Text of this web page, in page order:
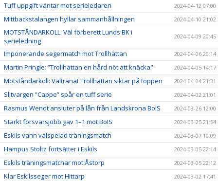
Tuff uppgift väntar mot serieledaren 2024-04-12 07:00
Mittbackstalangen hyllar sammanhållningen 2024-04-10 21:02
MOTSTÅNDARKOLL: Väl förberett Lunds BK i
serieledning
2024-04-09 20:45
Imponerande segermatch mot Trollhättan 2024-04-06 20:14
Martin Pringle: ”Trollhättan en hård nöt att knäcka" 2024-04-05 14:17
Motståndarkoll: Vältränat Trollhättan siktar på toppen 2024-04-04 21:31
Slitvargen ”Cappe” spår en tuff serie 2024-04-02 21:01
Rasmus Wendt ansluter på lån från Landskrona BoIS 2024-03-26 12:00
Starkt försvarsjobb gav 1–1 mot BoIS 2024-03-25 21:54
Eskils vann välspelad träningsmatch 2024-03-07 10:09
Hampus Stoltz fortsätter i Eskils 2024-03-05 22:14
Eskils träningsmatchar mot Åstorp 2024-03-05 22:12
Klar Eskilsseger mot Hittarp 2024-03-02 17:41